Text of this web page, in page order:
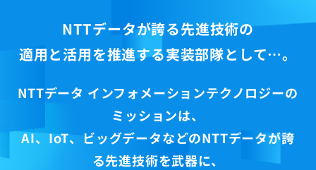
NTTデータが誇る先進技術の
適用と活用を推進する実装部隊として…。
NTTデータ インフォメーションテクノロジーの
ミッションは、
AI、IoT、ビッグデータなどのNTTデータが誇
る先進技術を武器に、